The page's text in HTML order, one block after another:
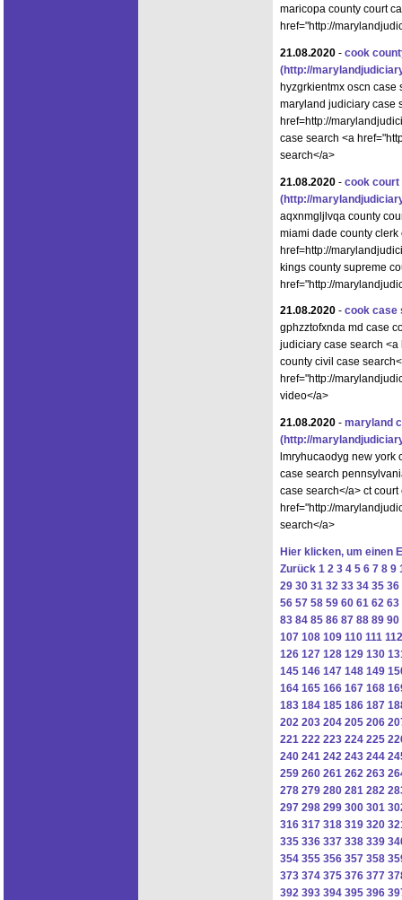
maricopa county court
href="http://
21.08.2020 - cook
(http://
hyzgrkientmx oscn case
maryland judiciary case
href=http://
case search <a
search</a>
21.08.2020 - cook court
(http://
aqxnmgljlvqa county
miami dade county
href=http://
kings county supreme
href="http://
21.08.2020 - cook case
gphzztofxnda md case
judiciary case search
county civil case
href="http://
video</a>
21.08.2020 - maryland
(http://
lmryhucaodyg new york
case search
case search</a> ct
href="http://
search</a>
Hier klicken, um einen
Zurück 1 2 3 4 5 6 7 8 9
29 30 31 32 33 34 35 36
56 57 58 59 60 61 62 63
83 84 85 86 87 88 89 90
107 108 109 110 111 112
126 127 128 129 130
145 146 147 148 149
164 165 166 167 168
183 184 185 186 187
202 203 204 205 206
221 222 223 224 225
240 241 242 243 244
259 260 261 262 263
278 279 280 281 282
297 298 299 300 301
316 317 318 319 320
335 336 337 338 339
354 355 356 357 358
373 374 375 376 377
392 393 394 395 396